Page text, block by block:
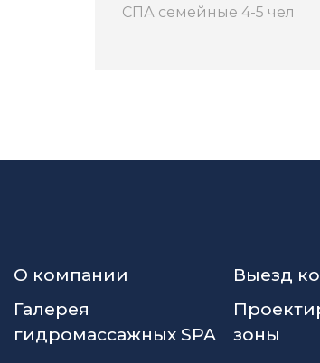
СПА семейные 4-5 чел
О компании
Галерея
гидромассажных SPA
Выезд
зоны